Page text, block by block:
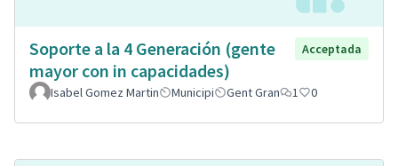
Soporte a la 4 Generación (gente
mayor con in capacidades)
Acceptada
Isabel Gomez Martin Municipi Gent Gran 1 0